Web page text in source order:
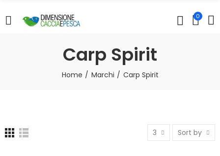
0
Carp Spirit
Home Marchi Carp Spirit
3 Sort by